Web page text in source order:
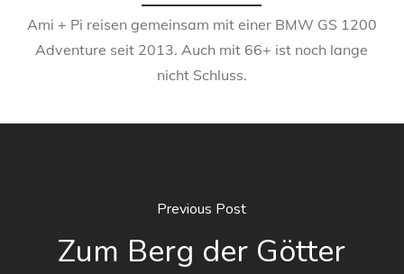
Ami + Pi reisen gemeinsam mit einer BMW GS 1200
Adventure seit 2013. Auch mit 66+ ist noch lange
nicht Schluss.
Previous Post
Zum Berg der Götter